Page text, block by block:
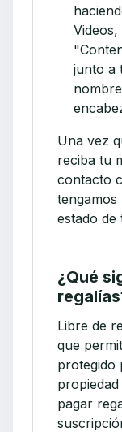
junto a
Una vez
reciba tu
contacto
estado de
¿Qué
Libre de
que
protegido
pagar